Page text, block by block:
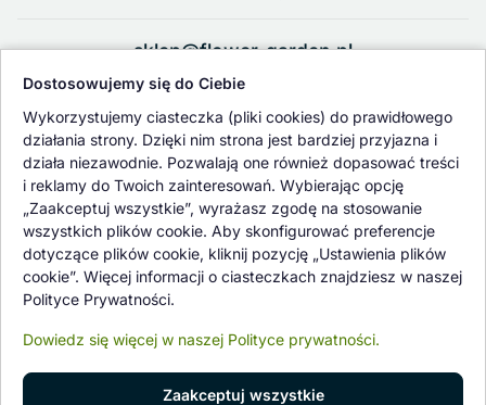
sklep@flower-garden.pl
Oferowane przez nas rośliny i nasiona podlegają regularnej ścisłej
kontroli jakości oraz kontroli zdrowotnej przeprowadzanej przez
wykwalifikowane osoby z Państwowej Inspekcji Ochrony Roślin i
Nasiennictwa.
Dostosowujemy się do Ciebie
Wykorzystujemy ciasteczka (pliki cookies) do prawidłowego
działania strony. Dzięki nim strona jest bardziej przyjazna i
działa niezawodnie. Pozwalają one również dopasować treści
i reklamy do Twoich zainteresowań. Wybierając opcję
„Zaakceptuj wszystkie”, wyrażasz zgodę na stosowanie
wszystkich plików cookie. Aby skonfigurować preferencje
dotyczące plików cookie, kliknij pozycję „Ustawienia plików
cookie”. Więcej informacji o ciasteczkach znajdziesz w naszej
Polityce Prywatności.
Dowiedz się więcej w naszej Polityce prywatności.
Zaakceptuj wszystkie